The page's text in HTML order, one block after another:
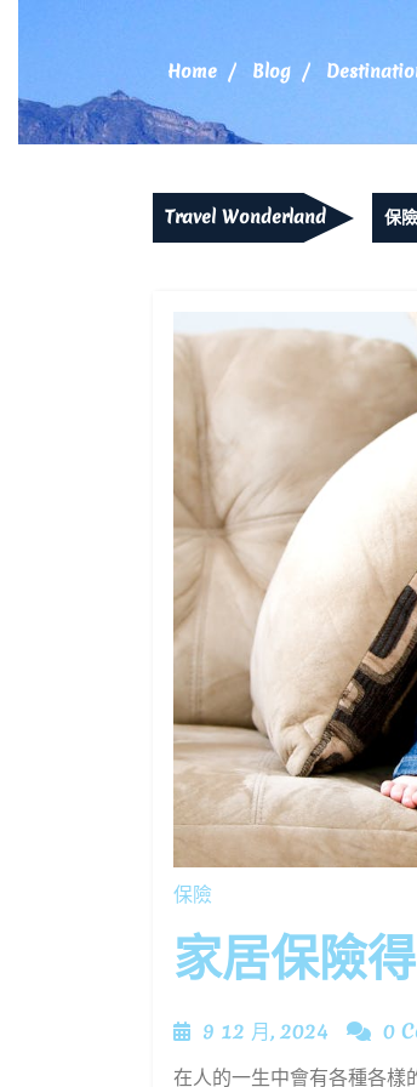
Home Blog
Travel Wonderland 保險
保險
家居保險
9 12 月, 2024 0
在人的一生中會有各種各樣的意外出現，真正懂得規劃人生的人就會關注保險這一塊，及時入手